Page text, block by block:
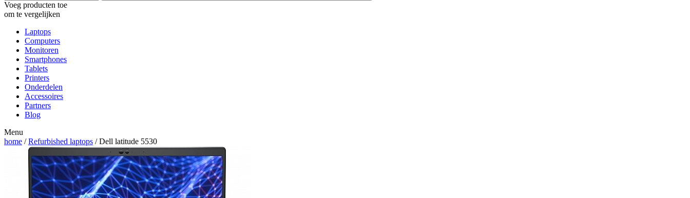
Voeg producten toe
om te vergelijken
Laptops
Computers
Monitoren
Smartphones
Tablets
Printers
Onderdelen
Accessoires
Partners
Blog
Menu
home /Refurbished laptops / Dell latitude 5530